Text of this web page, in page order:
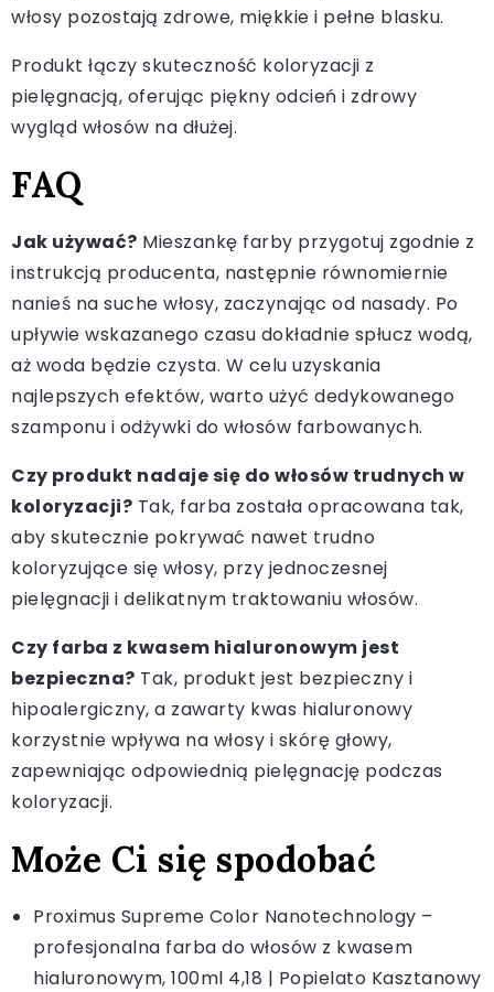
włosy pozostają zdrowe, miękkie i pełne blasku.
Produkt łączy skuteczność koloryzacji z
pielęgnacją, oferując piękny odcień i zdrowy
wygląd włosów na dłużej.
FAQ
Jak używać? Mieszankę farby przygotuj zgodnie z
instrukcją producenta, następnie równomiernie
nanieś na suche włosy, zaczynając od nasady. Po
upływie wskazanego czasu dokładnie spłucz wodą,
aż woda będzie czysta. W celu uzyskania
najlepszych efektów, warto użyć dedykowanego
szamponu i odżywki do włosów farbowanych.
Czy produkt nadaje się do włosów trudnych w
koloryzacji? Tak, farba została opracowana tak,
aby skutecznie pokrywać nawet trudno
koloryzujące się włosy, przy jednoczesnej
pielęgnacji i delikatnym traktowaniu włosów.
Czy farba z kwasem hialuronowym jest
bezpieczna? Tak, produkt jest bezpieczny i
hipoalergiczny, a zawarty kwas hialuronowy
korzystnie wpływa na włosy i skórę głowy,
zapewniając odpowiednią pielęgnację podczas
koloryzacji.
Może Ci się spodobać
Proximus Supreme Color Nanotechnology –
profesjonalna farba do włosów z kwasem
hialuronowym, 100ml 4,18 | Popielato Kasztanowy